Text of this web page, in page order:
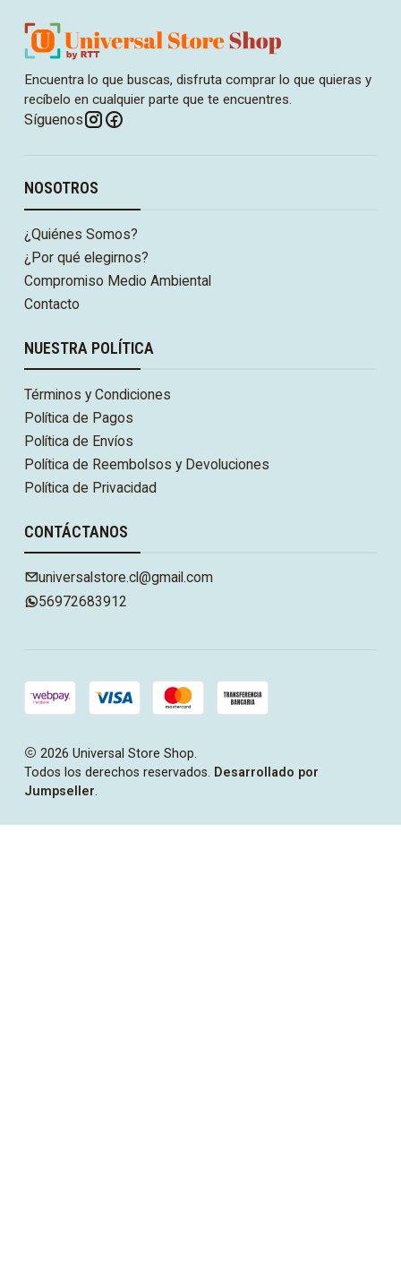
Encuentra lo que buscas, disfruta comprar lo que quieras y
recíbelo en cualquier parte que te encuentres.
Síguenos
NOSOTROS
¿Quiénes Somos?
¿Por qué elegirnos?
Compromiso Medio Ambiental
Contacto
NUESTRA POLÍTICA
Términos y Condiciones
Política de Pagos
Política de Envíos
Política de Reembolsos y Devoluciones
Política de Privacidad
CONTÁCTANOS
universalstore.cl@gmail.com
56972683912
2026 Universal Store Shop.
Todos los derechos reservados. Desarrollado por
Jumpseller.